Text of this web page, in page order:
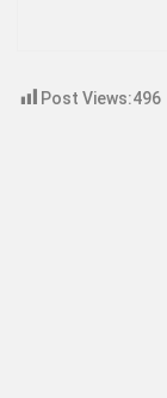
Post Views:496